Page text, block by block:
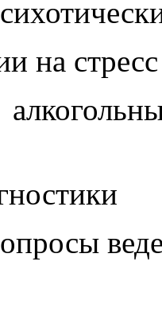
на стресс